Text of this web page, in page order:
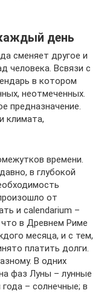
день
сменяет другое и
человека. Всвязи с
в котором
неотмеченных.
предназначение.
климата,
времени.
в глубокой
от
и calendarium –
что в Древнем Риме
месяца, и с тем,
платить долги.
В одних
фаз Луны – лунные
– солнечные; в